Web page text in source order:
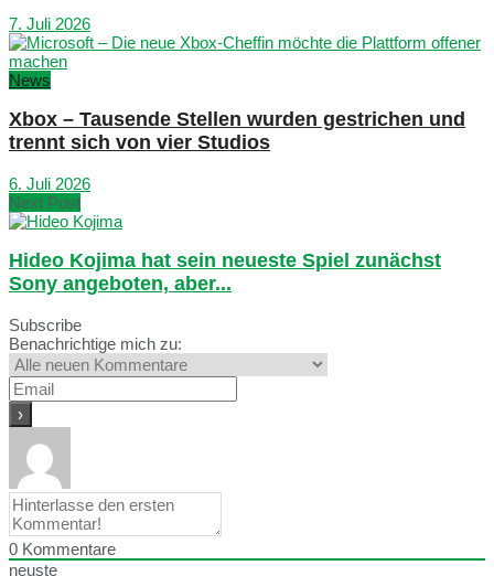
7. Juli 2026
News
Xbox – Tausende Stellen wurden gestrichen und
trennt sich von vier Studios
6. Juli 2026
Next Post
Hideo Kojima hat sein neueste Spiel zunächst
Sony angeboten, aber...
Subscribe
Benachrichtige mich zu:
0 Kommentare
neuste